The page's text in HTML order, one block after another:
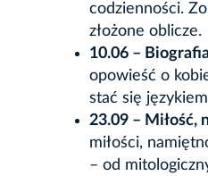
codzienności.
złożone oblicze.
10.06 –
opowieść o
stać się
23.09 – Miłość,
miłości,
– od